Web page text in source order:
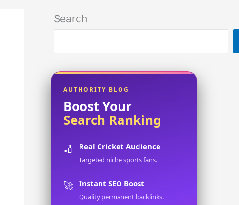
Search
AUTHORITY BLOG
Boost Your
Search Ranking
🏏 Real Cricket Audience
Targeted niche sports fans.
🚀 Instant SEO Boost
Quality permanent backlinks.